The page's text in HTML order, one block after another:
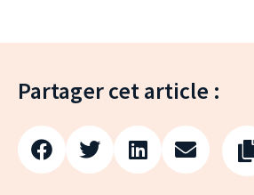
Partager cet article :